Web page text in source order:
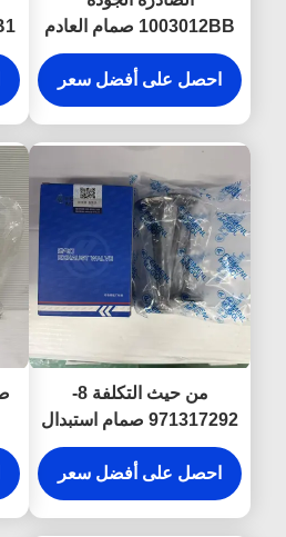
1003012BB صمام العادم
ل ISUZU NKR و 600P
موثوق به من قبل المشترين
العالمية بعد السوق.
احصل على أفضل سعر
من حيث التكلفة 8-
971317292 صمام استبدال
الصمام لسيارة ISUZU
600P 4KH1
احصل على أفضل سعر